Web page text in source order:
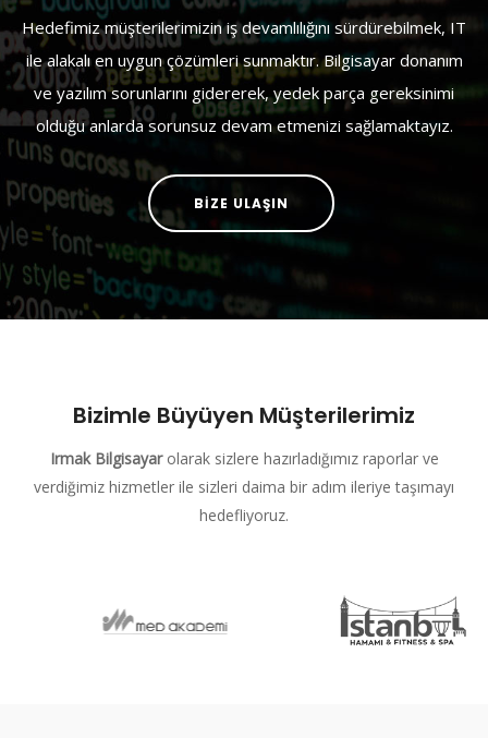
Hedefimiz müşterilerimizin iş devamlılığını sürdürebilmek, IT
ile alakalı en uygun çözümleri sunmaktır. Bilgisayar donanım
ve yazılım sorunlarını gidererek, yedek parça gereksinimi
olduğu anlarda sorunsuz devam etmenizi sağlamaktayız.
BİZE ULAŞIN
Bizimle Büyüyen Müşterilerimiz
Irmak Bilgisayarolarak sizlere hazırladığımız raporlar ve
verdiğimiz hizmetler ile sizleri daima bir adım ileriye taşımayı
hedefliyoruz.